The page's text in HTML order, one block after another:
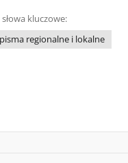
kluczowe:
regionalne i lokalne